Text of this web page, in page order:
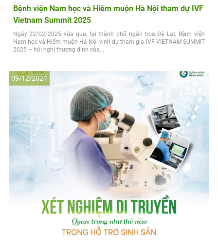
Bệnh viện Nam học và Hiếm muộn Hà Nội tham dự IVF
Vietnam Summit 2025
Ngày 22/02/2025 vừa qua, tại thành phố ngàn hoa Đà Lạt, Bệnh viện
Nam học và Hiếm muộn Hà Nội vinh dự tham gia IVF VIETNAM SUMMIT
2025 – hội nghị thượng đỉnh của...
09/12/2024